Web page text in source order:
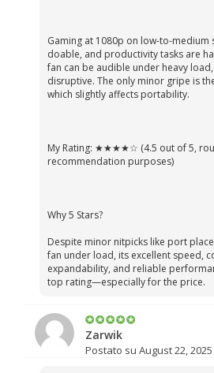
Gaming at 1080p on low-to-medium
doable, and productivity tasks are
fan can be audible under heavy
disruptive. The only minor gripe is
which slightly affects portability.
My Rating: ★★★★☆ (4.5 out of 5,
recommendation purposes)
Why 5 Stars?
Despite minor nitpicks like port
fan under load, its excellent speed,
expandability, and reliable
top rating—especially for the price.
Zarwik
Postato su August 22, 2025